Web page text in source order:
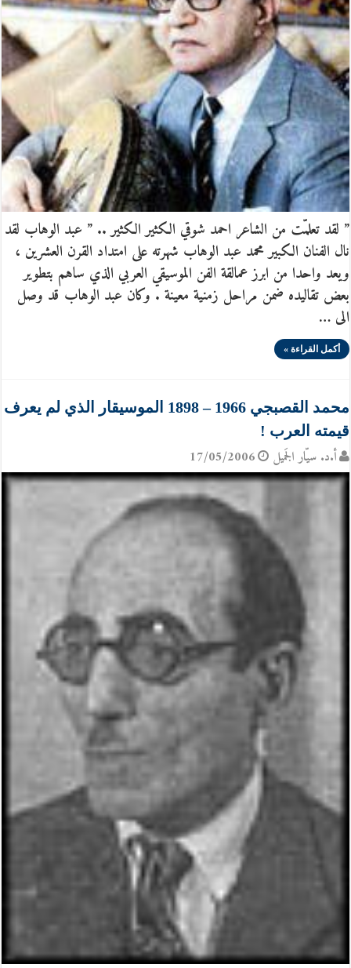
” لقد تعلمّت من الشاعر احمد شوقي الكثير الكثير .. ” عبد الوهاب لقد
نال الفنان الكبير محمد عبد الوهاب شهرته على امتداد القرن العشرين ،
ويعد واحدا من ابرز عمالقة الفن الموسيقي العربي الذي ساهم بتطوير
بعض تقاليده ضمن مراحل زمنية معينة . وكان عبد الوهاب قد وصل
الى …
أكمل القراءة »
محمد القصبجي 1966 – 1898 الموسيقار الذي لم يعرف
قيمته العرب !
أ.د. سيّار الجَميل 17/05/2006